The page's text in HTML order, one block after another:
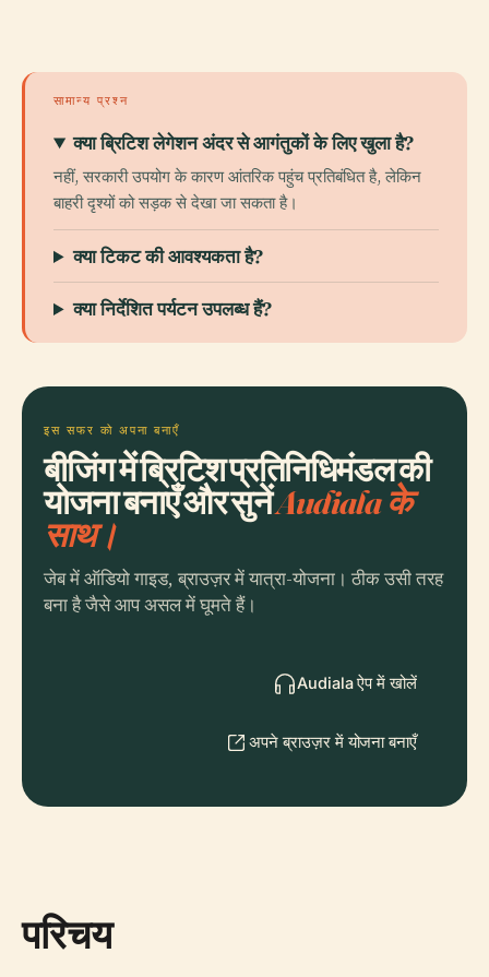
सामान्य प्रश्न
क्या ब्रिटिश लेगेशन अंदर से आगंतुकों के लिए खुला है?
नहीं, सरकारी उपयोग के कारण आंतरिक पहुंच प्रतिबंधित है, लेकिन
बाहरी दृश्यों को सड़क से देखा जा सकता है।
क्या टिकट की आवश्यकता है?
क्या निर्देशित पर्यटन उपलब्ध हैं?
इस सफर को अपना बनाएँ
बीजिंग में ब्रिटिश प्रतिनिधिमंडल की
योजना बनाएँ और सुनेंAudiala के
साथ।
जेब में ऑडियो गाइड, ब्राउज़र में यात्रा-योजना। ठीक उसी तरह
बना है जैसे आप असल में घूमते हैं।
Audiala ऐप में खोलें
अपने ब्राउज़र में योजना बनाएँ
परिचय